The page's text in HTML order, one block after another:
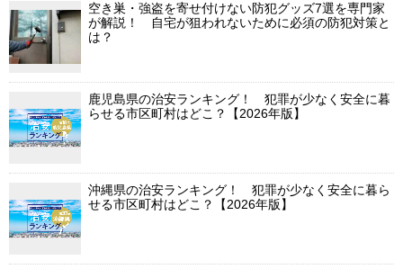
空き巣・強盗を寄せ付けない防犯グッズ7選を専門家
が解説！ 自宅が狙われないために必須の防犯対策と
は？
鹿児島県の治安ランキング！ 犯罪が少なく安全に暮
らせる市区町村はどこ？【2026年版】
沖縄県の治安ランキング！ 犯罪が少なく安全に暮ら
せる市区町村はどこ？【2026年版】